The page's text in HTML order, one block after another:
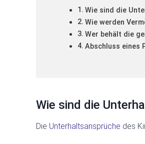
Wie sind die
Wie werden
Wer behält die
Abschluss eines
Wie sind die
Die Unterhaltsansprüche des